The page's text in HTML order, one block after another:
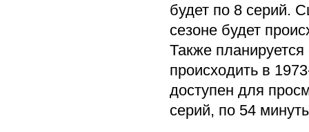
будет по 8 серий.
сезоне будет
Также
происходить в
доступен для
серий, по 54